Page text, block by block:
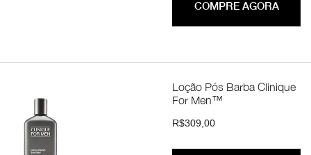
COMPRE AGORA
Loção Pós Barba Clinique
For Men™
R$309,00